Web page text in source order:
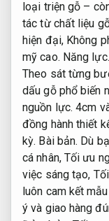
loại triện gỗ –
tác từ chất liệu
hiện đại, Không
mỹ cao. Năng lực.
Theo sát từng
dấu gỗ phổ biến
nguồn lực. 4cm
đồng hành thiết
kỳ. Bài bản. Dù
cá nhân, Tối ưu
việc sáng tạo,
luôn cam kết
ý và giao hàng